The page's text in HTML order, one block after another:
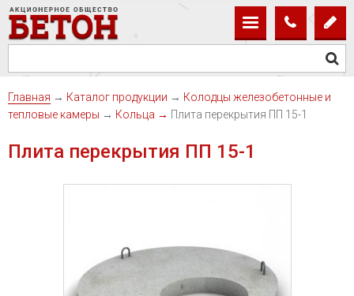
Главная → Каталог продукции → Колодцы железобетонные и
тепловые камеры → Кольца → Плита перекрытия ПП 15-1
Плита перекрытия ПП 15-1